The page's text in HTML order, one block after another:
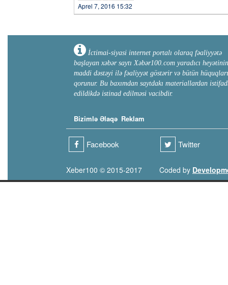
Aprel 7, 2016 15:32
İctimai-siyasi internet portalı olaraq fəaliyyətə
başlayan xəbər saytı Xəbər100.com yaradıcı heyətinin
maddi dəstəyi ilə fəaliyyət göstərir və bütün hüquqları
qorunur. Bu baxımdan saytdakı materiallardan
edildikdə istinad edilməsi vacibdir.
Bizimlə Əlaqə Reklam
Facebook Twitter
Xeber100 © 2015-2017 Coded by